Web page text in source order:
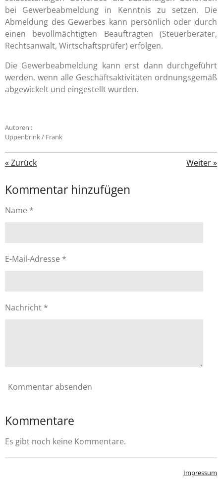
bei Gewerbeabmeldung in Kenntnis zu setzen. Die
Abmeldung des Gewerbes kann persönlich oder durch
einen bevollmächtigten Beauftragten (Steuerberater,
Rechtsanwalt, Wirtschaftsprüfer) erfolgen.
Die Gewerbeabmeldung kann erst dann durchgeführt
werden, wenn alle Geschäftsaktivitäten ordnungsgemäß
abgewickelt und eingestellt wurden.
Autoren :
Uppenbrink / Frank
«Zurück Weiter»
Kommentar hinzufügen
Name *
E-Mail-Adresse *
Nachricht *
Kommentar absenden
Kommentare
Es gibt noch keine Kommentare.
Impressum